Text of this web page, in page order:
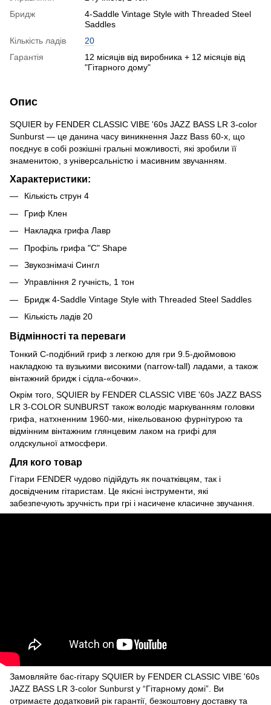
Бридж
4-Saddle Vintage Style with Threaded Steel
Saddles
Кількість ладів
20
Гарантія
12 місяців від виробника + 12 місяців від
"Гітарного дому"
Опис
SQUIER by FENDER СLASSIC VIBE '60s JAZZ BASS LR 3-color
Sunburst — це данина часу виникнення Jazz Bass 60-х, що
поєднує в собі розкішні гральні можливості, які зробили її
знаменитою, з універсальністю і масивним звучанням.
Характеристики:
Кількість струн 4
Гриф Клен
Накладка грифа Лавр
Профіль грифа "C" Shape
Звукознімачі Сингл
Управління 2 гучність, 1 тон
Бридж 4-Saddle Vintage Style with Threaded Steel Saddles
Кількість ладів 20
Відмінності та переваги
Тонкий С-подібний гриф з легкою для гри 9.5-дюймовою
накладкою та вузькими високими (narrow-tall) ладами, а також
вінтажний бридж і сідла-«бочки».
Окрім того, SQUIER by FENDER СLASSIC VIBE '60s JAZZ BASS
LR 3-COLOR SUNBURST також володіє маркуванням головки
грифа, натхненним 1960-ми, нікельованою фурнітурою та
відмінним вінтажним глянцевим лаком на грифі для
олдскульної атмосфери.
Для кого товар
Гітари FENDER чудово підійдуть як початківцям, так і
досвідченим гітаристам. Це якісні інструменти, які
забезпечують зручність при грі і насичене класичне звучання.
Замовляйте бас-гітару SQUIER by FENDER CLASSIC VIBE '60s
JAZZ BASS LR 3-color Sunburst у “Гітарному домі”. Ви
отримаєте додатковий рік гарантії, безкоштовну доставку та